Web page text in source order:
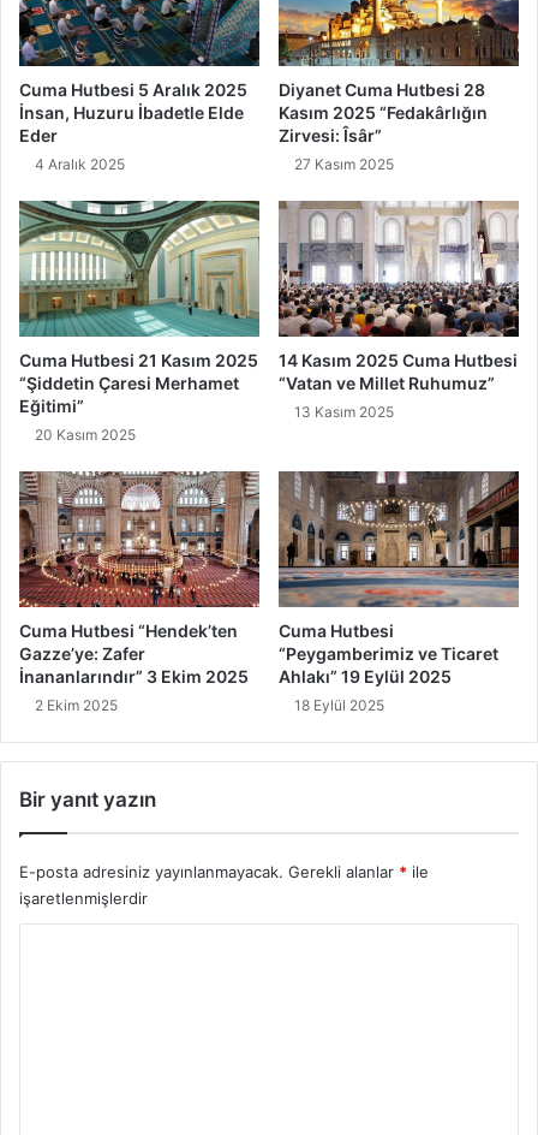
f
i
s
iCuma Hutbesi 5 Aralık 2025
İnsan, Huzuru İbadetle Elde
Eder
4 Aralık 2025
Diyanet Cuma Hutbesi 28
Kasım 2025 “Fedakârlığın
Zirvesi: Îsâr”
27 Kasım 2025
Cuma Hutbesi 21 Kasım 2025
“Şiddetin Çaresi Merhamet
Eğitimi”
20 Kasım 2025
14 Kasım 2025 Cuma Hutbesi
“Vatan ve Millet Ruhumuz”
13 Kasım 2025
Cuma Hutbesi “Hendek’ten
Gazze’ye: Zafer
İnananlarındır” 3 Ekim 2025
2 Ekim 2025
Cuma Hutbesi
“Peygamberimiz ve Ticaret
Ahlakı” 19 Eylül 2025
18 Eylül 2025
Bir yanıt yazın
E-posta adresiniz yayınlanmayacak. Gerekli alanlar * ile
işaretlenmişlerdir